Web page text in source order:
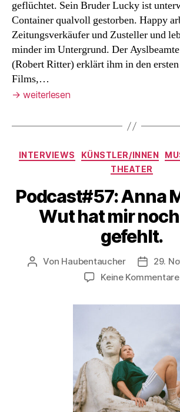
geflüchtet. Sein Bruder Lucky ist
Container qualvoll gestorben. Happy
Zeitungsverkäufer und Zusteller und
minder im Untergrund. Der
(Robert Ritter) erklärt ihm in den ersten
Films,…
→ weiterlesen
INTERVIEWS KÜNSTLER/INNEN
THEATER
Podcast#57: Anna
Wut hat mir
gefehlt.
Beitragsautor
Von Haubentaucher
29.
Keine Kommentare